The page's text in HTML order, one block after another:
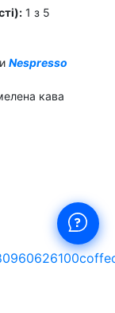
1 з 5
Nespresso
кава